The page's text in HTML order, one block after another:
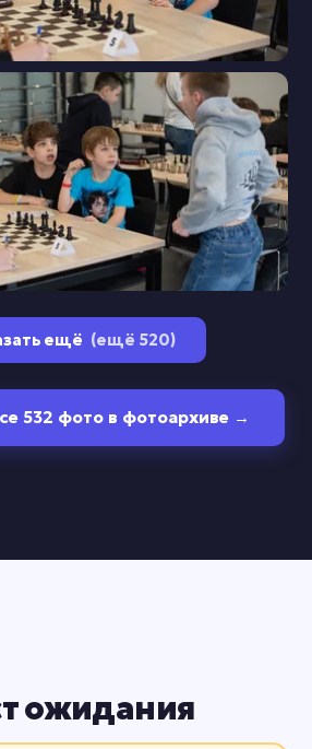
ещё (ещё 520)
532 фото в фотоархиве →
ожидания